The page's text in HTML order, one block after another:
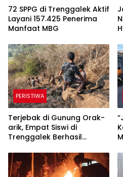
72 SPPG di Trenggalek Aktif
Layani 157.425 Penerima
Manfaat MBG
PERISTIWA
Terjebak di Gunung Orak-
arik, Empat Siswi di
Trenggalek Berhasil